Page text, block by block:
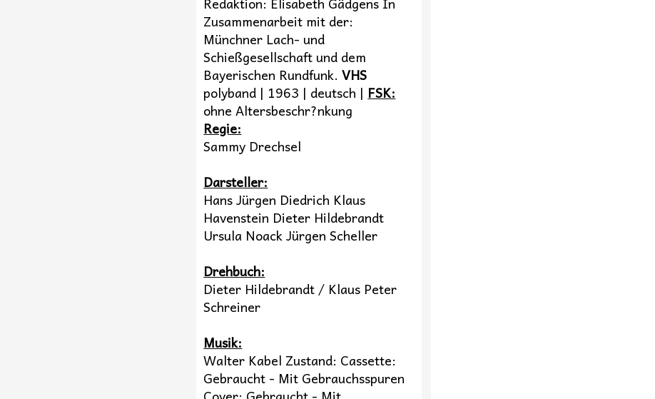
Zusammenarbeit mit der:
Münchner Lach- und
Schießgesellschaft und dem
Bayerischen Rundfunk.VHS
polyband | 1963 | deutsch | FSK:
ohne Altersbeschr?nkung
Regie:
Sammy Drechsel
Darsteller:
Hans Jürgen Diedrich Klaus
Havenstein Dieter Hildebrandt
Ursula Noack Jürgen Scheller
Drehbuch:
Dieter Hildebrandt / Klaus Peter
Schreiner
Musik:
Walter Kabel Zustand: Cassette:
Gebraucht - Mit Gebrauchsspuren